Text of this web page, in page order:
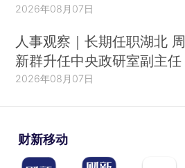
2026年08月07日
人事观察｜长期任职湖北 周
新群升任中央政研室副主任
2026年08月07日
财新移动